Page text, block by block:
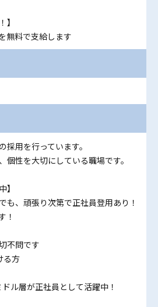
】
無料で支給します
採用を行っています。
個性を大切にしている職場です。
】
も、頑張り次第で正社員登用あり！
！
不問です
る方
ル層が正社員として活躍中！